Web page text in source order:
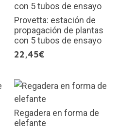
Provetta: estación de
propagación de plantas
con 5 tubos de ensayo
22,45€
Regadera en forma de
elefante